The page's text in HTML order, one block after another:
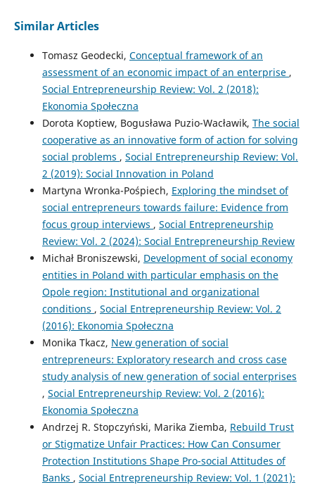
Similar Articles
Tomasz Geodecki, Conceptual framework of an
assessment of an economic impact of an enterprise ,
Social Entrepreneurship Review: Vol. 2 (2018):
Ekonomia Społeczna
Dorota Koptiew, Bogusława Puzio-Wacławik, The social
cooperative as an innovative form of action for solving
social problems , Social Entrepreneurship Review: Vol.
2 (2019): Social Innovation in Poland
Martyna Wronka-Pośpiech, Exploring the mindset of
social entrepreneurs towards failure: Evidence from
focus group interviews , Social Entrepreneurship
Review: Vol. 2 (2024): Social Entrepreneurship Review
Michał Broniszewski, Development of social economy
entities in Poland with particular emphasis on the
Opole region: Institutional and organizational
conditions , Social Entrepreneurship Review: Vol. 2
(2016): Ekonomia Społeczna
Monika Tkacz, New generation of social
entrepreneurs: Exploratory research and cross case
study analysis of new generation of social enterprises
, Social Entrepreneurship Review: Vol. 2 (2016):
Ekonomia Społeczna
Andrzej R. Stopczyński, Marika Ziemba, Rebuild Trust
or Stigmatize Unfair Practices: How Can Consumer
Protection Institutions Shape Pro-social Attitudes of
Banks , Social Entrepreneurship Review: Vol. 1 (2021):